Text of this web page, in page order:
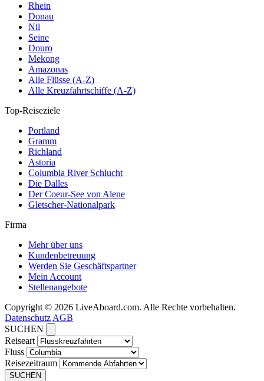
Rhein
Donau
Nil
Seine
Douro
Mekong
Amazonas
Alle Flüsse (A-Z)
Alle Kreuzfahrtschiffe (A-Z)
Top-Reiseziele
Portland
Gramm
Richland
Astoria
Columbia River Schlucht
Die Dalles
Der Coeur-See von Alene
Gletscher-Nationalpark
Firma
Mehr über uns
Kundenbetreuung
Werden Sie Geschäftspartner
Mein Account
Stellenangebote
Copyright © 2026 LiveAboard.com. Alle Rechte vorbehalten.
DatenschutzAGB
SUCHEN
Reiseart
Fluss
Reisezeitraum
SUCHEN